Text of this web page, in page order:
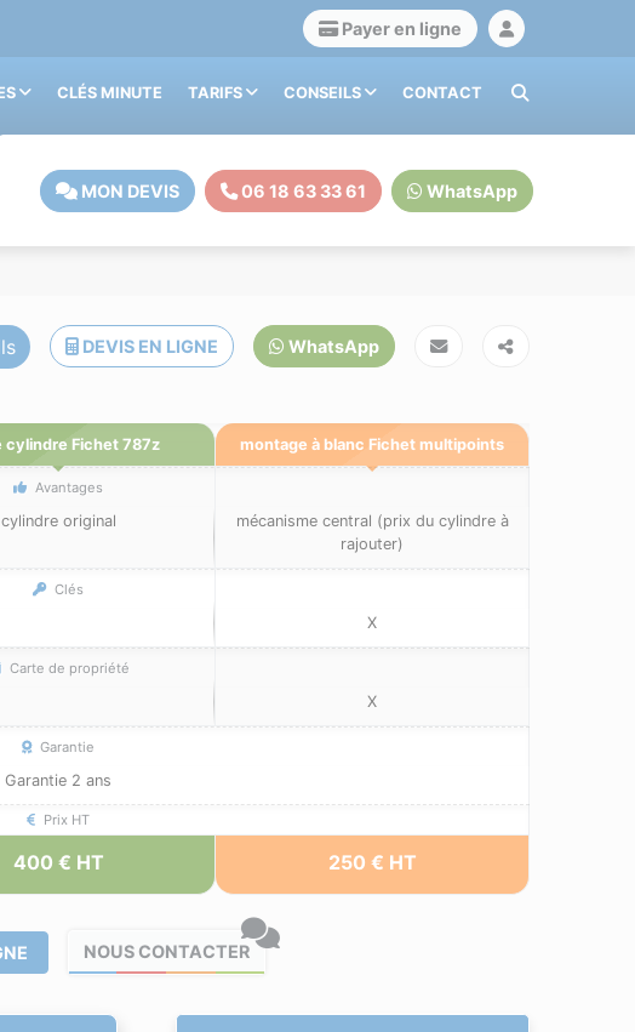
Payer en ligne
CLÉS MINUTE TARIFS CONSEILS CONTACT
MON DEVIS 06 18 63 33 61 WhatsApp
DEVIS EN LIGNE WhatsApp
cylindre Fichet 787z montage à blanc Fichet multipoints
Avantages
cylindre original
mécanisme central (prix du cylindre à
rajouter)
Clés
X
Carte de propriété
X
Garantie
Garantie 2 ans
Prix HT
400 € HT 250 € HT
NOUS CONTACTER